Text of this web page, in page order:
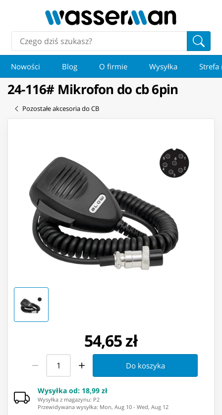
Nowości Blog O firmie Wysyłka Strefa
24-116# Mikrofon do cb 6pin
Pozostałe akcesoria do CB
54,65 zł
Do koszyka
Wysyłka od: 18,99 zł
Wysyłka z magazynu: ⁨P2⁩
Przewidywana wysyłka: Mon, Aug 10 - Wed, Aug 12